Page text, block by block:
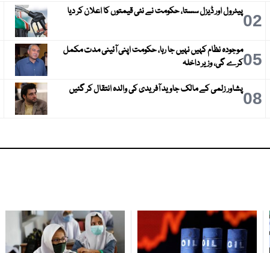
02پیٹرول اور ڈیزل سستا، حکومت نے نئی قیمتوں کا اعلان کر دیا
05موجودہ نظام کہیں نہیں جا رہا، حکومت اپنی آئینی مدت مکمل
کرے گی، وزیر داخلہ
08پشاور زلمی کے مالک جاوید آفریدی کی والدہ انتقال کر گئیں